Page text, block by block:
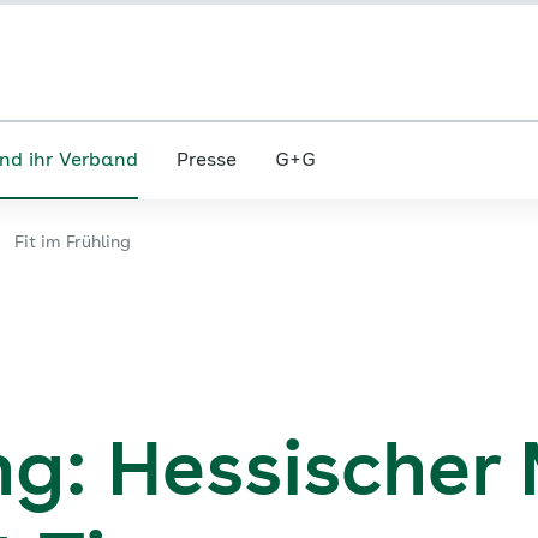
ihr Verband Presse G+G
Fit im Frühling
Hessischer